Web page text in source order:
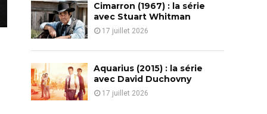
Cimarron (1967) : la série
avec Stuart Whitman
17 juillet 2026
Aquarius (2015) : la série
avec David Duchovny
17 juillet 2026